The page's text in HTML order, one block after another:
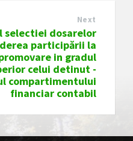
Next
selectiei dosarelor
participării la
in gradul
celui detinut -
compartimentului
financiar contabil